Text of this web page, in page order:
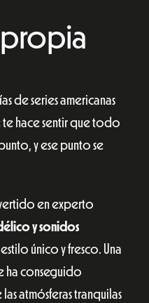
propia
de series americanas
hace sentir que todo
y ese punto se
en experto
y sonidos
único y fresco. Una
ha conseguido
atmósferas tranquilas